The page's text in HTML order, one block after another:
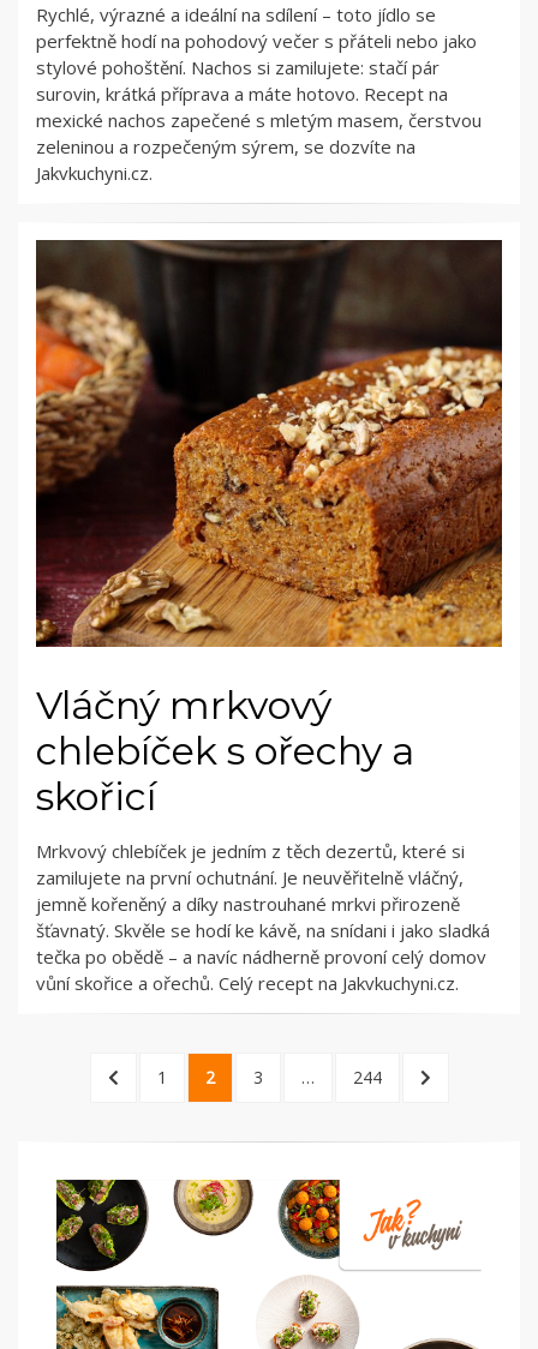
Rychlé, výrazné a ideální na sdílení – toto jídlo se
perfektně hodí na pohodový večer s přáteli nebo jako
stylové pohoštění. Nachos si zamilujete: stačí pár
surovin, krátká příprava a máte hotovo. Recept na
mexické nachos zapečené s mletým masem, čerstvou
zeleninou a rozpečeným sýrem, se dozvíte na
Jakvkuchyni.cz.
Vláčný mrkvový
chlebíček s ořechy a
skořicí
Mrkvový chlebíček je jedním z těch dezertů, které si
zamilujete na první ochutnání. Je neuvěřitelně vláčný,
jemně kořeněný a díky nastrouhané mrkvi přirozeně
šťavnatý. Skvěle se hodí ke kávě, na snídani i jako sladká
tečka po obědě – a navíc nádherně provoní celý domov
vůní skořice a ořechů. Celý recept na Jakvkuchyni.cz.
Stránkování
PREVIOUS
PAGE
1 PAGE
2 PAGE
3 … PAGE
244
NEXT